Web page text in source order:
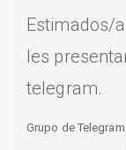
Estimados/
les
telegram.
Grupo de Telegram: